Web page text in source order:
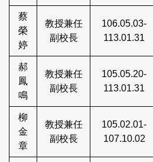
蔡
榮
婷
教授兼任
副校長
106.05.03-
113.01.31
郝
鳳
鳴
教授兼任
副校長
105.05.20-
113.01.31
柳
金
章
教授兼任
副校長
105.02.01-
107.10.02